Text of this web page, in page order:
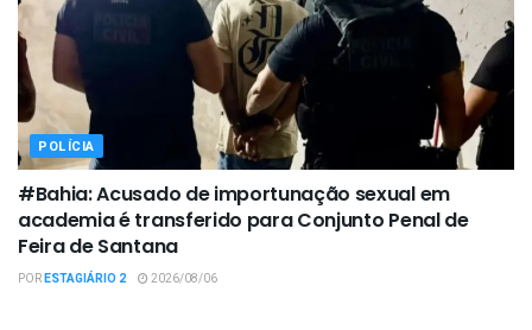
POLÍCIA
#Bahia: Acusado de importunação sexual em
academia é transferido para Conjunto Penal de
Feira de Santana
PORESTAGIÁRIO 2 2026/08/06